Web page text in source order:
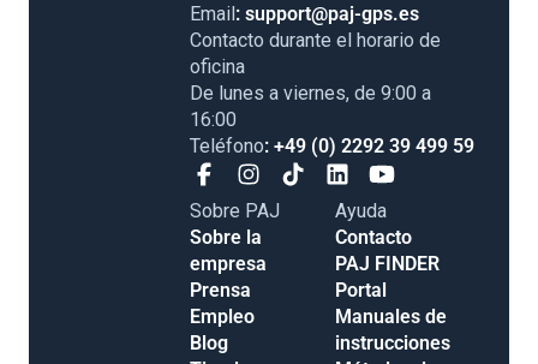
Email: support@paj-gps.es
Contacto durante el horario de
oficina
De lunes a viernes, de 9:00 a
16:00
Teléfono: +49 (0) 2292 39 499 59
Sobre PAJ
Sobre la
empresa
Prensa
Empleo
Blog
Ayuda
Contacto
PAJ FINDER
Portal
Manuales de
instrucciones